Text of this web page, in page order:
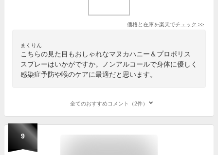
価格と在庫を楽天でチェック >>
まくりん
こちらの見た目もおしゃれなマヌカハニー＆プロポリス
スプレーはいかがですか。ノンアルコールで身体に優しく
感染症予防や喉のケアに最適だと思います。
全てのおすすめコメント（2件）
9